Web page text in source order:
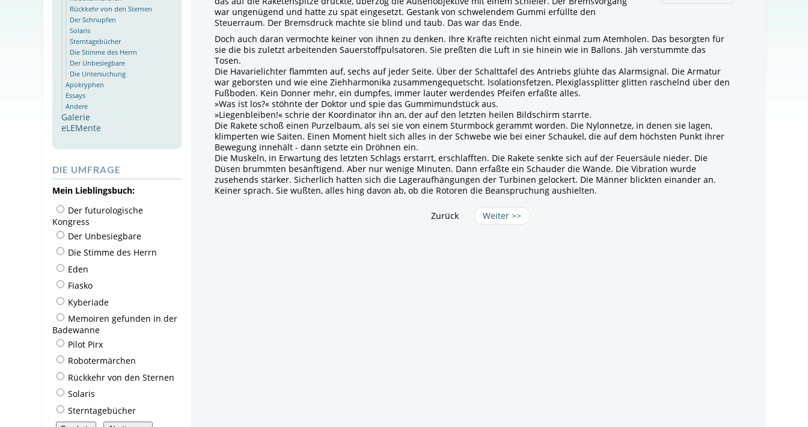
Rückkehr von den Sternen
Der Schnupfen
Solaris
Sterntagebücher
Die Stimme des Herrn
Der Unbesiegbare
Die Untersuchung
Apokryphen
Essays
Andere
Galerie
eLEMente
DIE UMFRAGE
Mein Lieblingsbuch:
Der futurologische
Kongress
Der Unbesiegbare
Die Stimme des Herrn
Eden
Fiasko
Kyberiade
Memoiren gefunden in der
Badewanne
Pilot Pirx
Robotermärchen
Rückkehr von den Sternen
Solaris
Sterntagebücher
war ungenügend und hatte zu spät eingesetzt. Gestank von schwelendem Gummi erfüllte den
Steuerraum. Der Bremsdruck machte sie blind und taub. Das war das Ende.
Doch auch daran vermochte keiner von ihnen zu denken. Ihre Kräfte reichten nicht einmal zum Atemholen. Das besorgten für
sie die bis zuletzt arbeitenden Sauerstoffpulsatoren. Sie preßten die Luft in sie hinein wie in Ballons. Jäh verstummte das
Tosen.
Die Havarielichter flammten auf, sechs auf jeder Seite. Über der Schalttafel des Antriebs glühte das Alarmsignal. Die Armatur
war geborsten und wie eine Ziehharmonika zusammengequetscht. Isolationsfetzen, Plexiglassplitter glitten raschelnd über den
Fußboden. Kein Donner mehr, ein dumpfes, immer lauter werdendes Pfeifen erfaßte alles.
»Was ist los?« stöhnte der Doktor und spie das Gummimundstück aus.
»Liegenbleiben!« schrie der Koordinator ihn an, der auf den letzten heilen Bildschirm starrte.
Die Rakete schoß einen Purzelbaum, als sei sie von einem Sturmbock gerammt worden. Die Nylonnetze, in denen sie lagen,
klimperten wie Saiten. Einen Moment hielt sich alles in der Schwebe wie bei einer Schaukel, die auf dem höchsten Punkt ihrer
Bewegung innehält - dann setzte ein Dröhnen ein.
Die Muskeln, in Erwartung des letzten Schlags erstarrt, erschlafften. Die Rakete senkte sich auf der Feuersäule nieder. Die
Düsen brummten besänftigend. Aber nur wenige Minuten. Dann erfaßte ein Schauder die Wände. Die Vibration wurde
zusehends stärker. Sicherlich hatten sich die Lageraufhängungen der Turbinen gelockert. Die Männer blickten einander an.
Keiner sprach. Sie wußten, alles hing davon ab, ob die Rotoren die Beanspruchung aushielten.
Zurück Weiter >>